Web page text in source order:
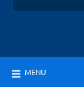
MENU